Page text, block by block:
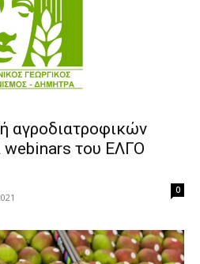
αγροδιατροφικών
webinars του ΕΛΓΟ
0